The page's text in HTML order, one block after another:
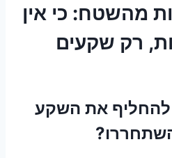
מהשטח: כי אין
רק שקעים
להחליף את השקע